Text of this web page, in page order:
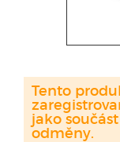
Tento
jako
odměny.